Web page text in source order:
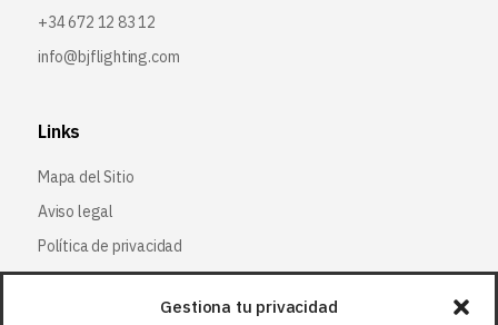
Gestiona tu privacidad
+34 672 12 83 12
info@bjflighting.com
Links
Mapa del Sitio
Aviso legal
Política de privacidad
Política de cookies